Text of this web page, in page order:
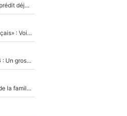
PSG : Deux gros transferts bouclés en 2027 ? L'IA prédit déjà les deux joueurs qui pourraient rejoindre Luis Enrique !
«C'est un beau salaire par rapport à 90 % des Français» : Voilà combien touchait Nelson Monfort sur France Télévisions avant de rejoindre CNews
Ferran Torres a pris sa décision concernant le PSG : Un gros club étranger prêt à relancer le feuilleton pour la signature du champion du monde 2026 !
«Il est très heureux et impatient» : Les révélations de la famille Zidane sur sa prise de pouvoir en équipe de France !